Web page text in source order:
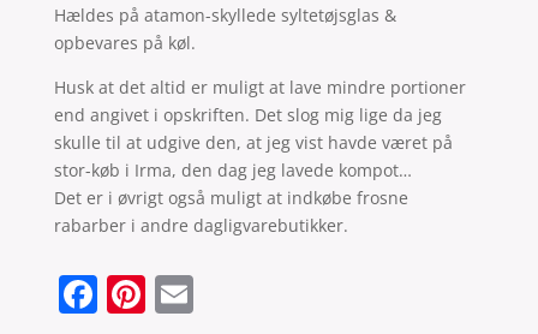
Hældes på atamon-skyllede syltetøjsglas &
opbevares på køl.
Husk at det altid er muligt at lave mindre portioner
end angivet i opskriften. Det slog mig lige da jeg
skulle til at udgive den, at jeg vist havde været på
stor-køb i Irma, den dag jeg lavede kompot…
Det er i øvrigt også muligt at indkøbe frosne
rabarber i andre dagligvarebutikker.
F Pi E